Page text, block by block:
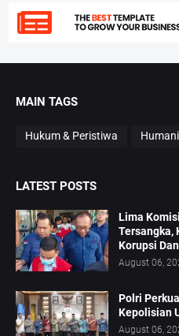
MAIN TAGS
Hukum & Peristiwa
LATEST POSTS
Lima
Tersangka,
Korupsi
August 06,
Polri
Kepolisian
August 06,